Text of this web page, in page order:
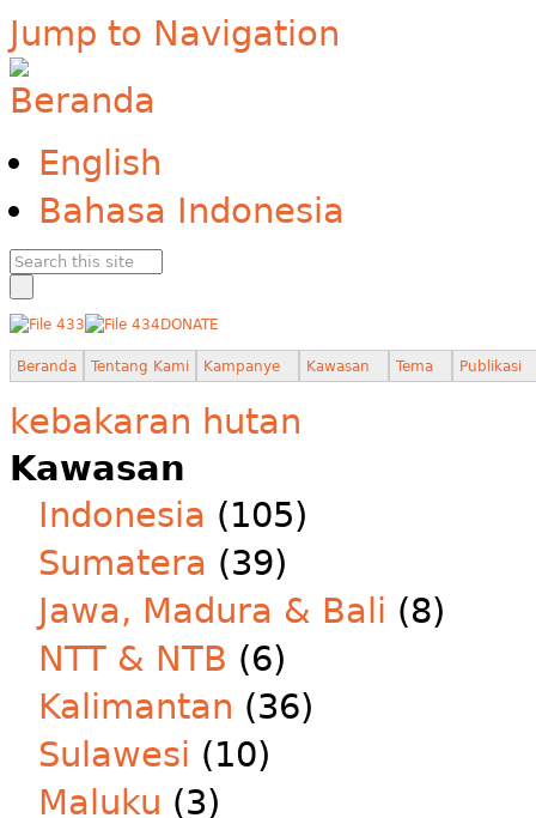
Jump to Navigation
English
Bahasa Indonesia
DONATE
Beranda Tentang Kami Kampanye Kawasan Tema Publikasi
kebakaran hutan
Kawasan
Indonesia (105)
Sumatera (39)
Jawa, Madura & Bali (8)
NTT & NTB (6)
Kalimantan (36)
Sulawesi (10)
Maluku (3)